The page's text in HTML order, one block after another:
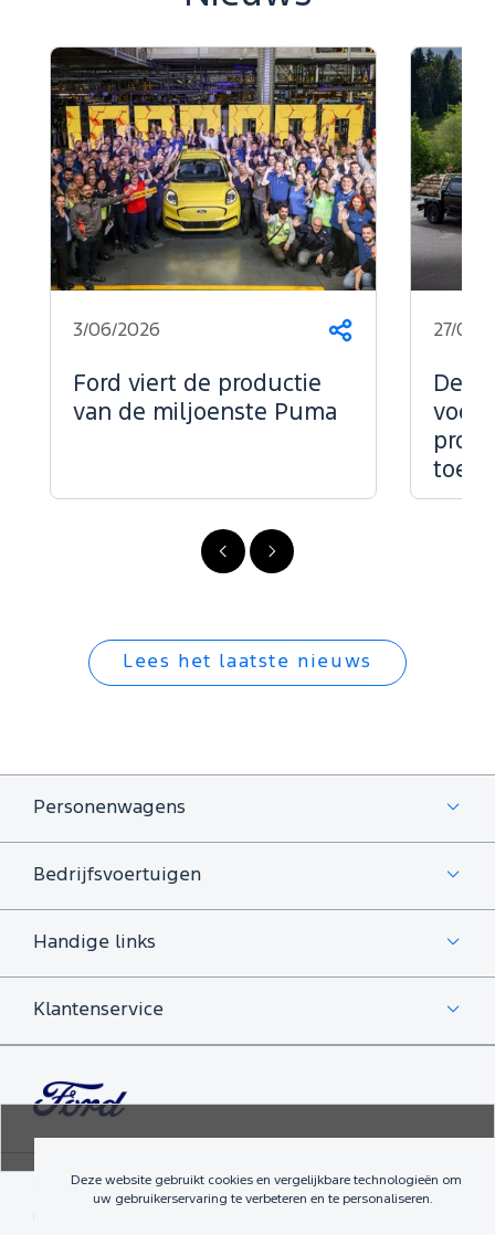
Volgende
Vorige
Deel
3/06/2026
Ford viert de productie
van de miljoenste Puma
27/05/
De
voor
Lees het laatste nieuws
Personenwagens
Bedrijfsvoertuigen
Handige links
Klantenservice
izmo Holdings UK Ltd 2010-2026 Algemene voorwaarden
Deze website gebruikt cookies en vergelijkbare technologieën om
uw gebruikerservaring te verbeteren en te personaliseren.